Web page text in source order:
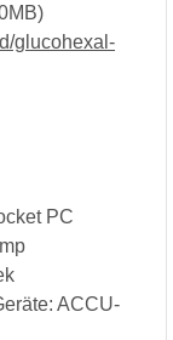
glucohexal-
PC
ACCU-